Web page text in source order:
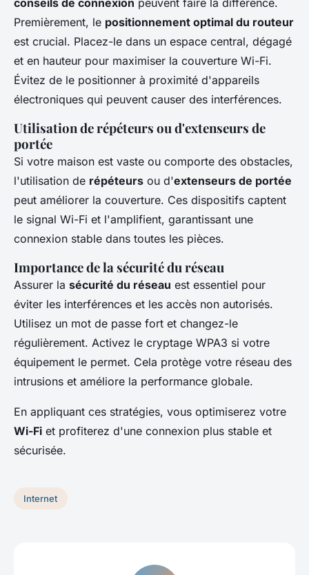
Premièrement, le positionnement optimal du routeur
est crucial. Placez-le dans un espace central, dégagé
et en hauteur pour maximiser la couverture Wi-Fi.
Évitez de le positionner à proximité d'appareils
électroniques qui peuvent causer des interférences.
Utilisation de répéteurs ou d'extenseurs de
portée
Si votre maison est vaste ou comporte des obstacles,
l'utilisation de répéteurs ou d'extenseurs de portée
peut améliorer la couverture. Ces dispositifs captent
le signal Wi-Fi et l'amplifient, garantissant une
connexion stable dans toutes les pièces.
Importance de la sécurité du réseau
Assurer la sécurité du réseau est essentiel pour
éviter les interférences et les accès non autorisés.
Utilisez un mot de passe fort et changez-le
régulièrement. Activez le cryptage WPA3 si votre
équipement le permet. Cela protège votre réseau des
intrusions et améliore la performance globale.
En appliquant ces stratégies, vous optimiserez votre
Wi-Fi et profiterez d'une connexion plus stable et
sécurisée.
Internet